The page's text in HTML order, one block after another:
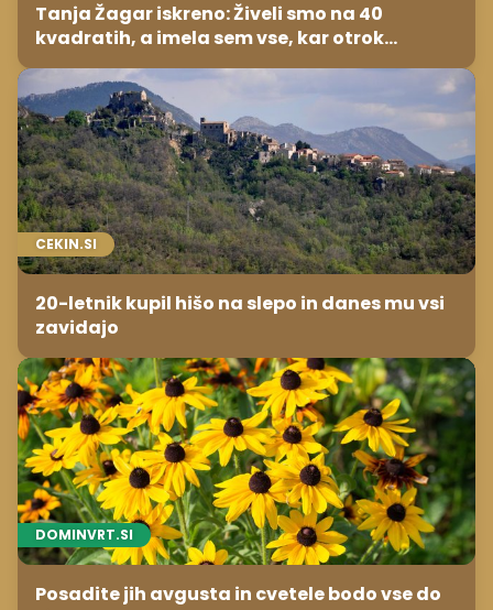
Tanja Žagar iskreno: Živeli smo na 40
kvadratih, a imela sem vse, kar otrok
potrebuje
CEKIN.SI
20-letnik kupil hišo na slepo in danes mu vsi
zavidajo
DOMINVRT.SI
Posadite jih avgusta in cvetele bodo vse do